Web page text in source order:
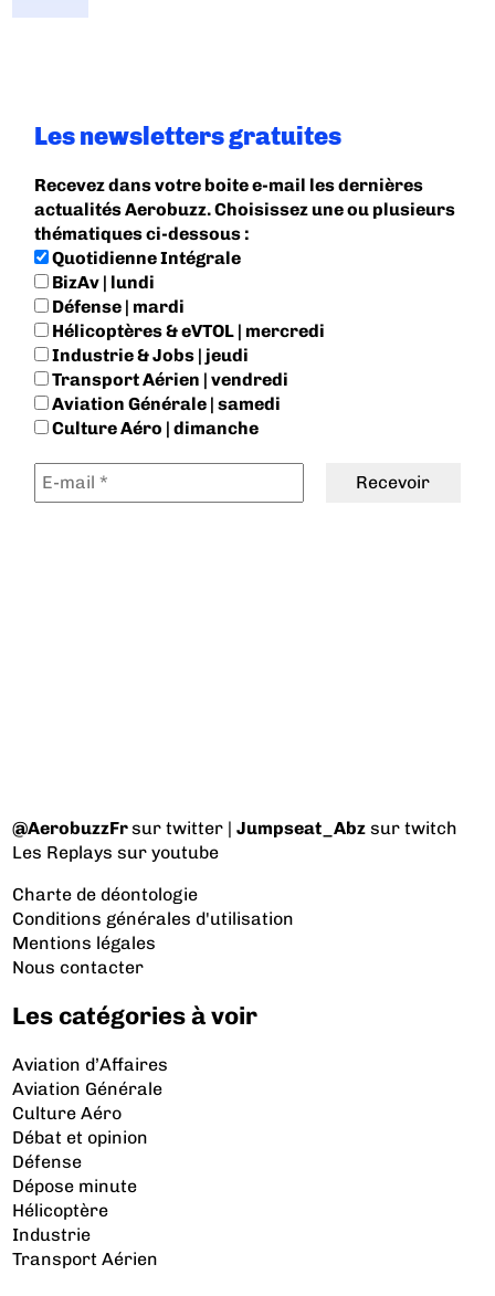
Les newsletters gratuites
Recevez dans votre boite e-mail les dernières
actualités Aerobuzz. Choisissez une ou plusieurs
thématiques ci-dessous :
Quotidienne Intégrale
BizAv | lundi
Défense | mardi
Hélicoptères & eVTOL | mercredi
Industrie & Jobs | jeudi
Transport Aérien | vendredi
Aviation Générale | samedi
Culture Aéro | dimanche
@AerobuzzFrsur twitter |Jumpseat_Abz sur twitch
Les Replays sur youtube
Charte de déontologie
Conditions générales d'utilisation
Mentions légales
Nous contacter
Les catégories à voir
Aviation d’Affaires
Aviation Générale
Culture Aéro
Débat et opinion
Défense
Dépose minute
Hélicoptère
Industrie
Transport Aérien